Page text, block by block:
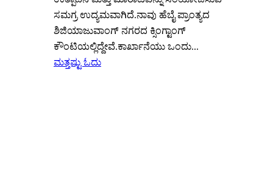
ಸಮಗ್ರ ಉದ್ಯಮವಾಗಿದೆ.ನಾವು ಹೆಬೈ ಪ್ರಾಂತ್ಯದ
ಶಿಜಿಯಾಜುವಾಂಗ್ ನಗರದ ಕ್ಸಿಂಗ್ಟಾಂಗ್
ಕೌಂಟಿಯಲ್ಲಿದ್ದೇವೆ.ಕಾರ್ಖಾನೆಯು ಒಂದು...
ಮತ್ತಷ್ಟು ಓದು